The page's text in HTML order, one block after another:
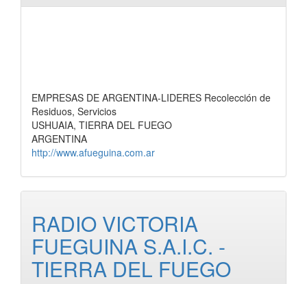
EMPRESAS DE ARGENTINA-LIDERES Recolección de
Residuos, Servicios
USHUAIA, TIERRA DEL FUEGO
ARGENTINA
http://www.afueguina.com.ar
RADIO VICTORIA
FUEGUINA S.A.I.C. -
TIERRA DEL FUEGO